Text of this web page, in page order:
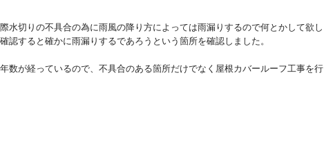
水切りの不具合の為に雨風の降り方によっては雨漏りするので何とかして欲し
認すると確かに雨漏りするであろうという箇所を確認しました。
数が経っているので、不具合のある箇所だけでなく屋根カバールーフ工事を行